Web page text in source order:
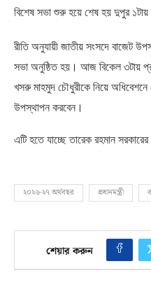
বিশেষ সভা শুরু হয়ে শেষ হয় দুপুর
রীতি অনুযায়ী জাতীয় সংসদে বাজেট
সভা অনুষ্ঠিত হয়। আজ বিকেল ৩টায়
খসরু মাহমুদ চৌধুরীকে নিয়ে অধিবেশনে
উপস্থাপন করবেন।
এটি হতে যাচ্ছে তারেক রহমান
২০২৬-২৭ অর্থবছর প্রধানমন্ত্রী
শেয়ার করুন